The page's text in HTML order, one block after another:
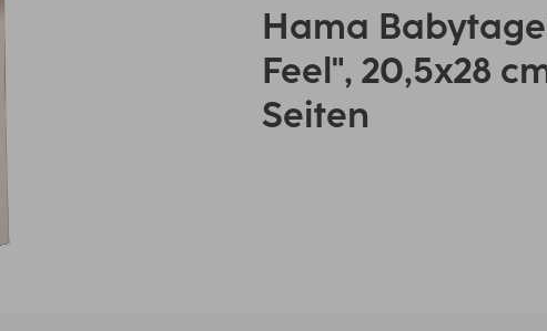
Hama
Feel", 20,5x28
Seiten